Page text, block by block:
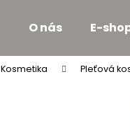
O nás E-
Kosmetika Pleťová